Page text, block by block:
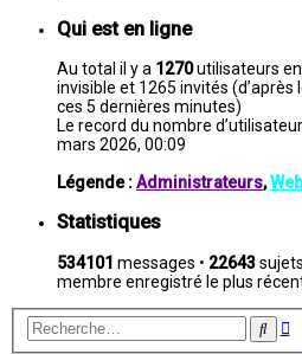
Qui est en ligne
Au total il y a 1270utilisateurs en
invisible et 1265 invités
ces 5 dernières minutes)
Le record du nombre
mars 2026, 00:09
Légende :Administrateurs,
Statistiques
534101 messages • 22643
membre enregistré le plus